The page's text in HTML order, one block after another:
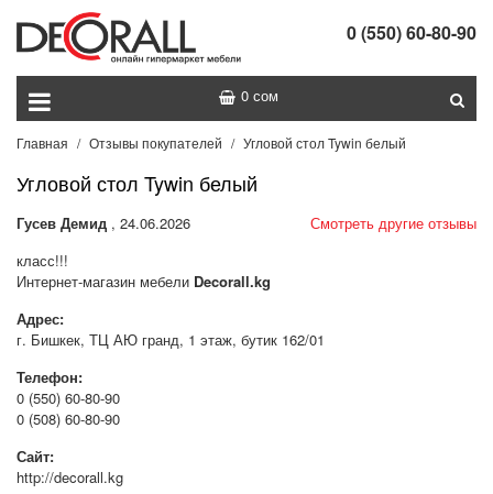
0 (550) 60-80-90
0 сом
Главная Отзывы покупателей Угловой стол Tywin белый
Угловой стол Tywin белый
Смотреть другие отзывы
Гусев Демид , 24.06.2026
класс!!!
Интернет-магазин мебели Decorall.kg
Адрес:
г. Бишкек, ТЦ АЮ гранд, 1 этаж, бутик 162/01
Телефон:
0 (550) 60-80-90
0 (508) 60-80-90
Сайт:
http://decorall.kg